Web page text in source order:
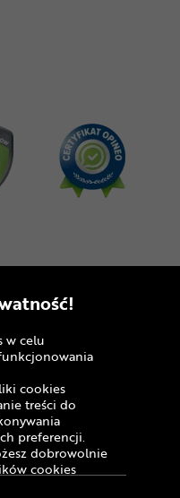
z
w celu
cookies
treści do
preferencji.
dobrowolnie
cookies